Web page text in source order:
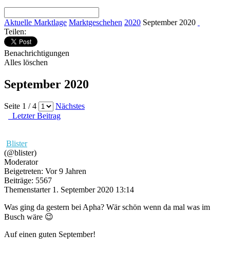
Aktuelle Marktlage Marktgeschehen 2020 September 2020
Teilen:
Benachrichtigungen
Alles löschen
September 2020
Seite 1 / 4
Nächstes
Letzter Beitrag
Blister
(@blister)
Moderator
Beigetreten: Vor 9 Jahren
Beiträge: 5567
Themenstarter 1. September 2020 13:14
Was ging da gestern bei Apha? Wär schön wenn da mal was im
Busch wäre 😉
Auf einen guten September!